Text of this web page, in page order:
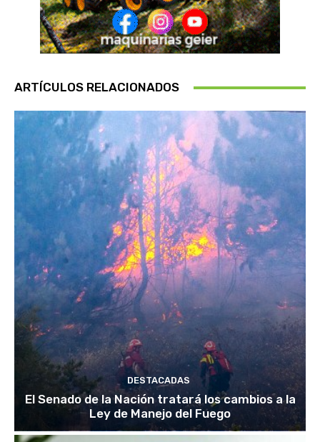
ARTÍCULOS RELACIONADOS
DESTACADAS
El Senado de la Nación tratará los cambios a la
Ley de Manejo del Fuego